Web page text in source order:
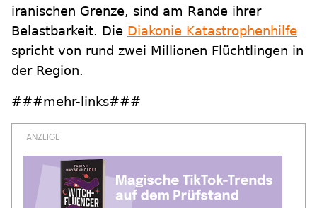
iranischen Grenze, sind am Rande ihrer
Belastbarkeit. Die Diakonie Katastrophenhilfe
spricht von rund zwei Millionen Flüchtlingen in
der Region.
###mehr-links###